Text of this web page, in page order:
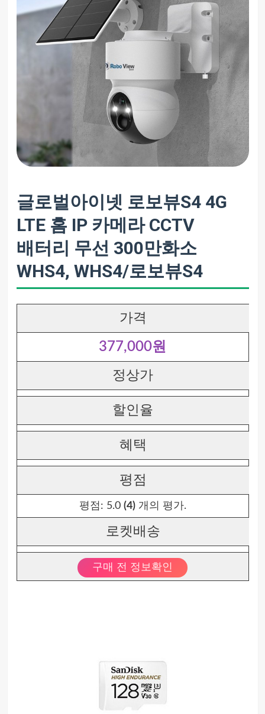
글로벌아이넷 로보뷰S4 4G
LTE 홈 IP 카메라 CCTV
배터리 무선 300만화소
WHS4, WHS4/로보뷰S4
가격
377,000원
정상가
할인율
혜택
평점
평점: 5.0 (4)개의 평가.
로켓배송
구매 전 정보확인